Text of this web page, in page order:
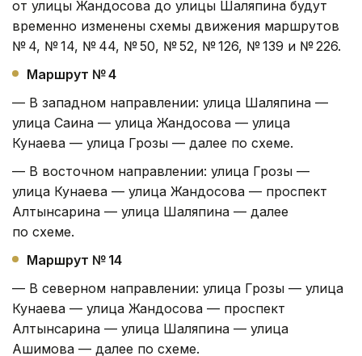
от улицы Жандосова до улицы Шаляпина будут
временно изменены схемы движения маршрутов
№ 4, № 14, № 44, № 50, № 52, № 126, № 139 и № 226.
Маршрут № 4
— В западном направлении: улица Шаляпина —
улица Саина — улица Жандосова — улица
Кунаева — улица Грозы — далее по схеме.
— В восточном направлении: улица Грозы —
улица Кунаева — улица Жандосова — проспект
Алтынсарина — улица Шаляпина — далее
по схеме.
Маршрут № 14
— В северном направлении: улица Грозы — улица
Кунаева — улица Жандосова — проспект
Алтынсарина — улица Шаляпина — улица
Ашимова — далее по схеме.